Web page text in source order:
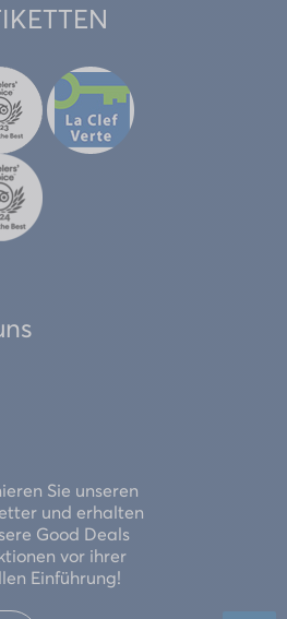
Sie unseren
und erhalten
Good Deals
vor ihrer
Einführung!